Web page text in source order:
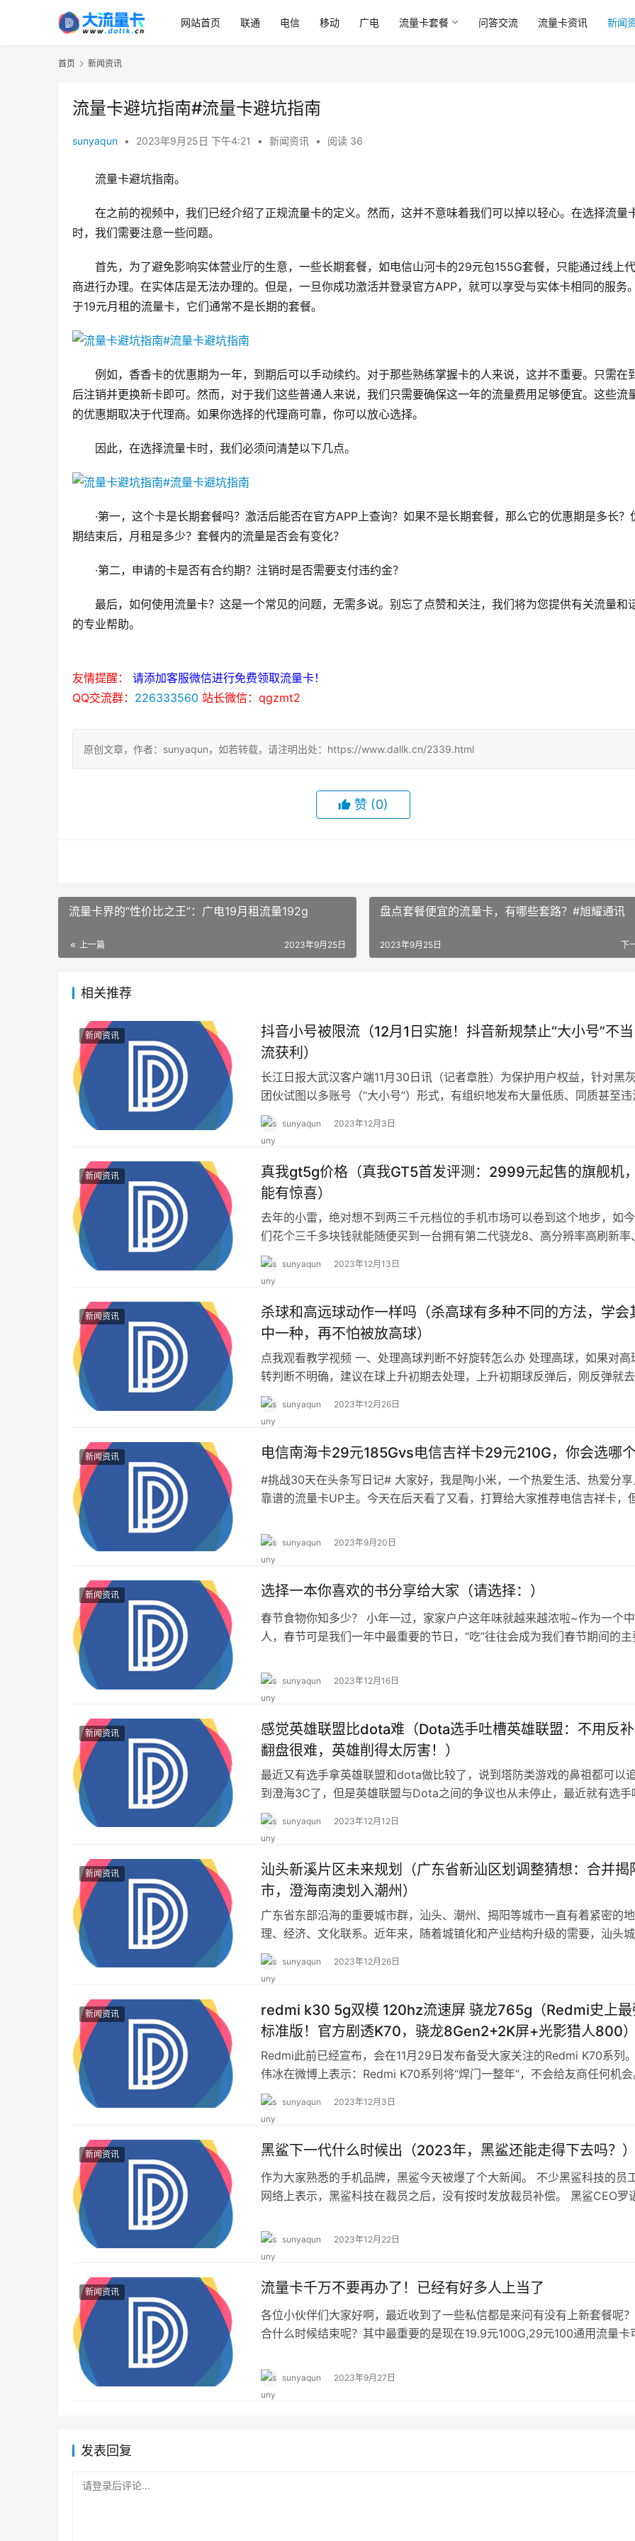
网站首页 联通 电信 移动 广电 流量卡套餐 问答交流 流量卡资讯 新闻
首页 新闻资讯
流量卡避坑指南#流量卡避坑指南
sunyaqun • 2023年9月25日 下午4:21 • 新闻资讯 • 阅读 36
流量卡避坑指南。
在之前的视频中，我们已经介绍了正规流量卡的定义。然而，这并不意味着我们可以掉以轻心。在选择流量
时，我们需要注意一些问题。
首先，为了避免影响实体营业厅的生意，一些长期套餐，如电信山河卡的29元包155G套餐，只能通过线上
商进行办理。在实体店是无法办理的。但是，一旦你成功激活并登录官方APP，就可以享受与实体卡相同的服务
于19元月租的流量卡，它们通常不是长期的套餐。
例如，香香卡的优惠期为一年，到期后可以手动续约。对于那些熟练掌握卡的人来说，这并不重要。只需在
后注销并更换新卡即可。然而，对于我们这些普通人来说，我们只需要确保这一年的流量费用足够便宜。这些流
的优惠期取决于代理商。如果你选择的代理商可靠，你可以放心选择。
因此，在选择流量卡时，我们必须问清楚以下几点。
·第一，这个卡是长期套餐吗？激活后能否在官方APP上查询？如果不是长期套餐，那么它的优惠期是多长？
期结束后，月租是多少？套餐内的流量是否会有变化？
·第二，申请的卡是否有合约期？注销时是否需要支付违约金？
最后，如何使用流量卡？这是一个常见的问题，无需多说。别忘了点赞和关注，我们将为您提供有关流量和
的专业帮助。
友情提醒：
请添加客服微信进行免费领取流量卡！
QQ交流群： 226333560 站长微信：qgzmt2
原创文章，作者：sunyaqun，如若转载，请注明出处：https://www.dallk.cn/2339.html
赞 (0)
流量卡界的“性价比之王”：广电19月租流量192g
上一篇 2023年9月25日
盘点套餐便宜的流量卡，有哪些套路？#旭耀通讯
下
2023年9月25日
相关推荐
新闻资讯
抖音小号被限流（12月1日实施！抖音新规禁止“大小号”不
流获利）
长江日报大武汉客户端11月30日讯（记者章胜）为保护用户权益，针对黑
团伙试图以多账号（“大小号”）形式，有组织地发布大量低质、同质甚至违
违规内容且互相引流，不当获利的行为，1…
sunyaqun 2023年12月3日
新闻资讯
真我gt5g价格（真我GT5首发评测：2999元起售的旗舰机
能有惊喜）
去年的小雷，绝对想不到两三千元档位的手机市场可以卷到这个地步，如
们花个三千多块钱就能随便买到一台拥有第二代骁龙8、高分辨率高刷新率
100W以上充电功率以及不错影像表现的水桶机…
sunyaqun 2023年12月13日
新闻资讯
杀球和高远球动作一样吗（杀高球有多种不同的方法，学会
中一种，再不怕被放高球）
点我观看教学视频 一、处理高球判断不好旋转怎么办 处理高球，如果对高
转判断不明确，建议在球上升初期去处理，上升初期球反弹后，刚反弹就
碰过去。要找到球落台点，轻轻一碰拍面，这…
sunyaqun 2023年12月26日
新闻资讯 电信南海卡29元185Gvs电信吉祥卡29元210G，你会选哪
#挑战30天在头条写日记# 大家好，我是陶小米，一个热爱生活、热爱分
靠谱的流量卡UP主。今天在后天看了又看，打算给大家推荐电信吉祥卡，
sunyaqun 2023年9月20日
新闻资讯 选择一本你喜欢的书分享给大家（请选择：）
春节食物你知多少？ 小年一过，家家户户这年味就越来越浓啦~作为一个
人，春节可是我们一年中最重要的节日，“吃”往往会成为我们春节期间的主
sunyaqun 2023年12月16日
新闻资讯
感觉英雄联盟比dota难（Dota选手吐槽英雄联盟：不用反
翻盘很难，英雄削得太厉害！）
最近又有选手拿英雄联盟和dota做比较了，说到塔防类游戏的鼻祖都可以
到澄海3C了，但是英雄联盟与Dota之间的争议也从未停止，最近就有选手
槽LOL，这游戏玩家虽然很多，但是操…
sunyaqun 2023年12月12日
新闻资讯
汕头新溪片区未来规划（广东省新汕区划调整猜想：合并揭
市，澄海南澳划入潮州）
广东省东部沿海的重要城市群，汕头、潮州、揭阳等城市一直有着紧密的地
理、经济、文化联系。近年来，随着城镇化和产业结构升级的需要，汕头
圈的区划调整也成为热议话题。最近，一些网友提出…
sunyaqun 2023年12月26日
新闻资讯
redmi k30 5g双模 120hz流速屏 骁龙765g（Redmi史上最
标准版！官方剧透K70，骁龙8Gen2+2K屏+光影猎人800
Redmi此前已经宣布，会在11月29日发布备受大家关注的Redmi K70系列
伟冰在微博上表示：Redmi K70系列将“焊门一整年”，不会给友商任何机
在Redmi K…
sunyaqun 2023年12月3日
新闻资讯 黑鲨下一代什么时候出（2023年，黑鲨还能走得下去吗？
作为大家熟悉的手机品牌，黑鲨今天被爆了个大新闻。 不少黑鲨科技的员
网络上表示，黑鲨科技在裁员之后，没有按时发放裁员补偿。 黑鲨CEO罗
sunyaqun 2023年12月22日
新闻资讯 流量卡千万不要再办了！已经有好多人上当了
各位小伙伴们大家好啊，最近收到了一些私信都是来问有没有上新套餐呢
合什么时候结束呢？其中最重要的是现在19.9元100G,29元100通用流量卡
sunyaqun 2023年9月27日
发表回复
请登录后评论...